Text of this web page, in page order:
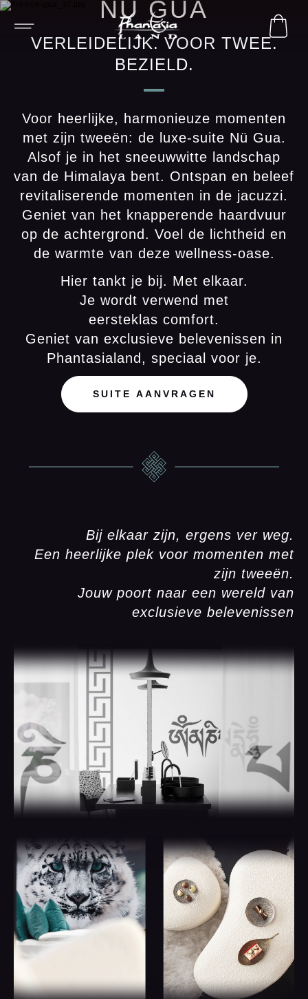
NÜ GUA
VERLEIDELIJK. VOOR TWEE.
BEZIELD.
Voor heerlijke, harmonieuze momenten
met zijn tweeën: de luxe-suite Nü Gua.
Alsof je in het sneeuwwitte landschap
van de Himalaya bent. Ontspan en beleef
revitaliserende momenten in de jacuzzi.
Geniet van het knapperende haardvuur
op de achtergrond. Voel de lichtheid en
de warmte van deze wellness-oase.
Hier tankt je bij. Met elkaar.
Je wordt verwend met
eersteklas comfort.
Geniet van exclusieve belevenissen in
Phantasialand, speciaal voor je.
SUITE AANVRAGEN
Bij elkaar zijn, ergens ver weg.
Een heerlijke plek voor momenten met
zijn tweeën.
Jouw poort naar een wereld van
exclusieve belevenissen